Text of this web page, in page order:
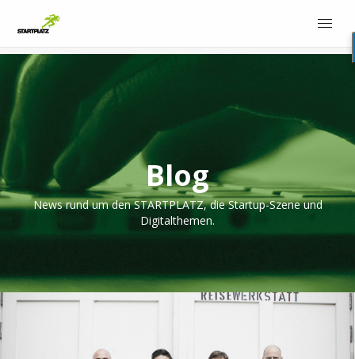
Blog
News rund um den STARTPLATZ, die Startup-Szene und
Digitalthemen.